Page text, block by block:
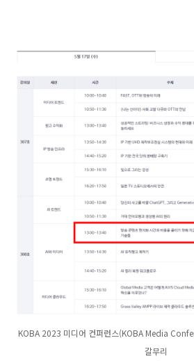
KOBA 2023 미디어 컨퍼런스(KOBA Media
갈무리